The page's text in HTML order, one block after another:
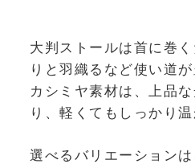
大判ストールは首に巻
りと羽織るなど使い道
カシミヤ素材は、上品
り、軽くてもしっかり
選べるバリエーション